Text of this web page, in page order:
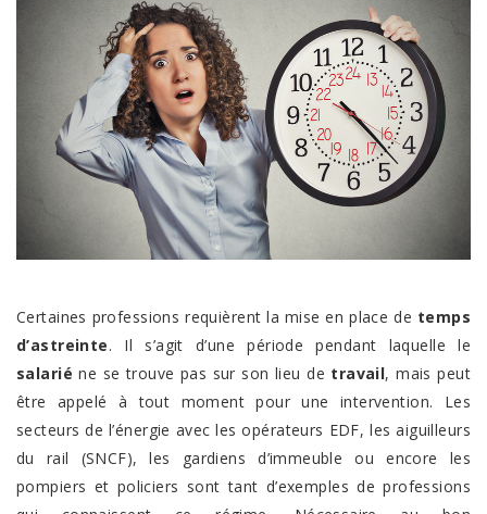
Certaines professions requièrent la mise en place de temps
d’astreinte. Il s’agit d’une période pendant laquelle le
salarié ne se trouve pas sur son lieu de travail, mais peut
être appelé à tout moment pour une intervention. Les
secteurs de l’énergie avec les opérateurs EDF, les aiguilleurs
du rail (SNCF), les gardiens d’immeuble ou encore les
pompiers et policiers sont tant d’exemples de professions